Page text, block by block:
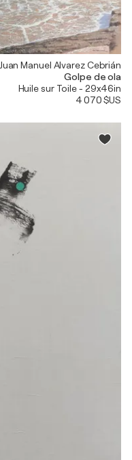
Juan Manuel Alvarez Cebrián
Golpe de ola
Huile sur Toile - 29x46in
4 070 $US